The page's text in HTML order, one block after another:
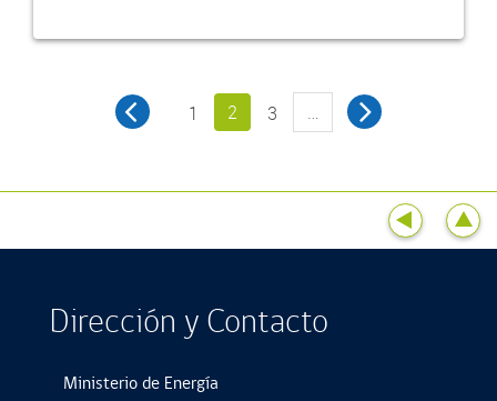
1 2 3 …
Dirección y Contacto
Ministerio de Energía